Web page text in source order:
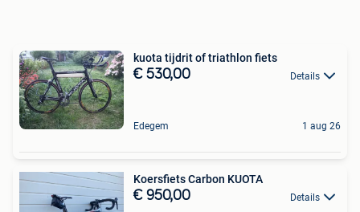
kuota tijdrit of triathlon fiets
€ 530,00 Details
Edegem 1 aug 26
Koersfiets Carbon KUOTA
€ 950,00 Details